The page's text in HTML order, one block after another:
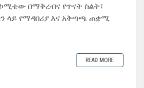
በማቅረብና የጥናት ስልት፣
ላይ የማዳበሪያ እና አቅጣጫ ጠቋሚ
READ MORE